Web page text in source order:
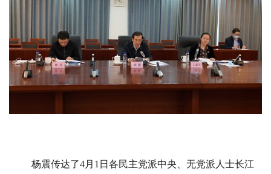
杨震传达了4月1日各民主党派中央、无党派人士长江